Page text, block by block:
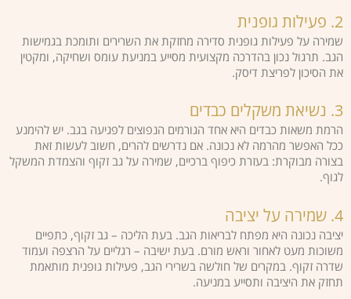
2. פעילות גופנית
שמירה על פעילות גופנית סדירה מחזקת את השרירים ותומכת בגמישות
הגב. תרגול נכון בהדרכה מקצועית מסייע במניעת עומס ושחיקה, ומקטין
את הסיכון לפריצת דיסק.
3. נשיאת משקלים כבדים
הרמת משאות כבדים היא אחד הגורמים הנפוצים לפגיעה בגב. יש להימנע
ככל האפשר מהרמה לא נכונה. אם נדרשים להרים, חשוב לעשות זאת
בצורה מבוקרת: בעזרת כיפוף ברכיים, שמירה על גב זקוף והצמדת המשקל
לגוף.
4. שמירה על יציבה
יציבה נכונה היא מפתח לבריאות הגב. בעת הליכה – גב זקוף, כתפיים
משוכות מעט לאחור וראש מורם. בעת ישיבה – רגליים על הרצפה ועמוד
שדרה זקוף. במקרים של חולשה בשרירי הגב, פעילות גופנית מותאמת
תחזק את היציבה ותסייע במניעה.